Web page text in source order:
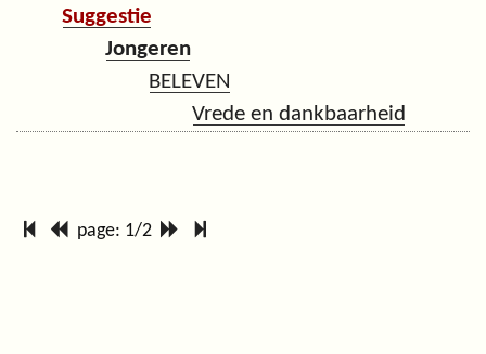
Suggestie
Jongeren
BELEVEN
Vrede en dankbaarheid
page: 1/2